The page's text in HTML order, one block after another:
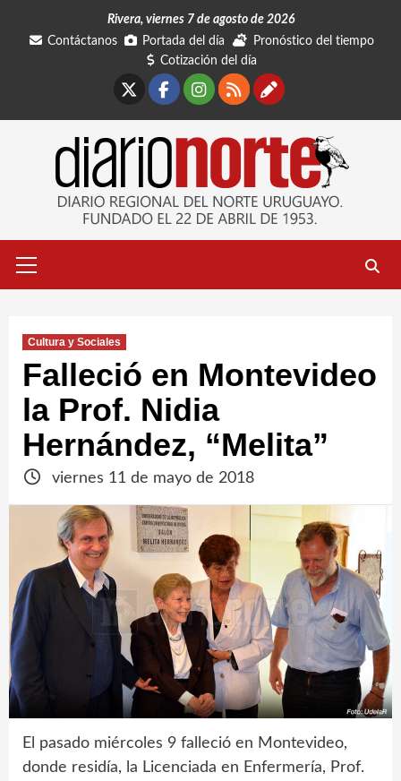
Rivera, viernes 7 de agosto de 2026
Contáctanos
Portada del día
Pronóstico del tiempo
Cotización del día
Facebook
Instagram
RSSContáctanos
primario
Cultura y Sociales
Falleció en Montevideo
la Prof. Nidia
Hernández, “Melita”
viernes 11 de mayo de 2018
El pasado miércoles 9 falleció en Montevideo,
donde residía, la Licenciada en Enfermería, Prof.